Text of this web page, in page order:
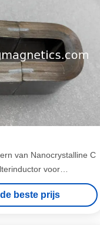
van Nanocrystalline C
voor
ac-32
beste prijs